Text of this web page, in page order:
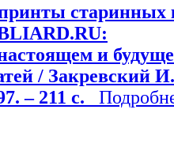
старинных
и
/ Закревский
– 211 с.